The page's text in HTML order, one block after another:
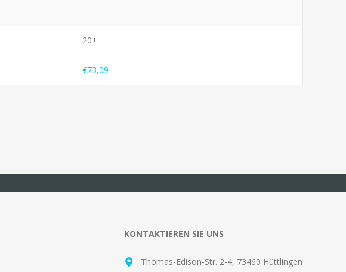
20+
€73,09
KONTAKTIEREN SIE UNS
Thomas-Edison-Str. 2-4, 73460 Hüttlingen